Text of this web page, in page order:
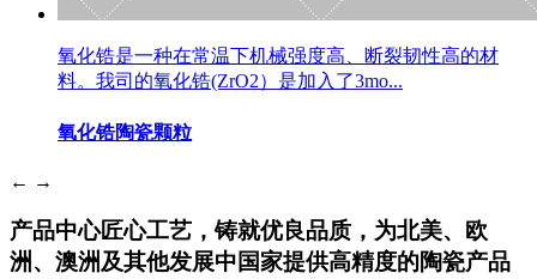
氧化锆是一种在常温下机械强度高、断裂韧性高的材
料。我司的氧化锆(ZrO2）是加入了3mo...
氧化锆陶瓷颗粒
← →
产品中心匠心工艺，铸就优良品质，为北美、欧
洲、澳洲及其他发展中国家提供高精度的陶瓷产品